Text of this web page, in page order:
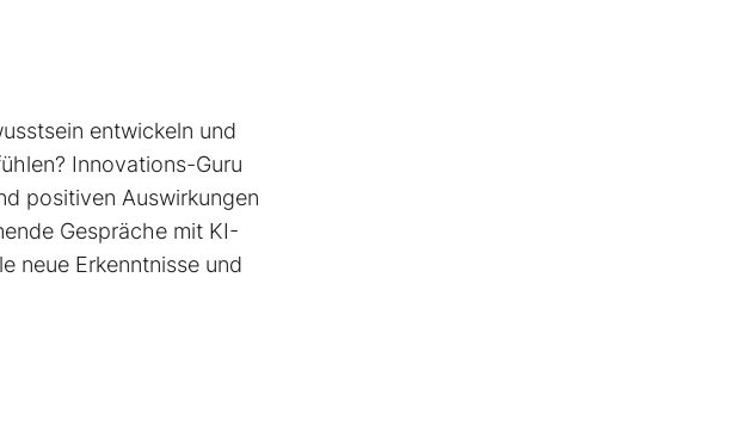
entwickeln und
Innovations-Guru
positiven Auswirkungen
Gespräche mit KI-
neue Erkenntnisse und